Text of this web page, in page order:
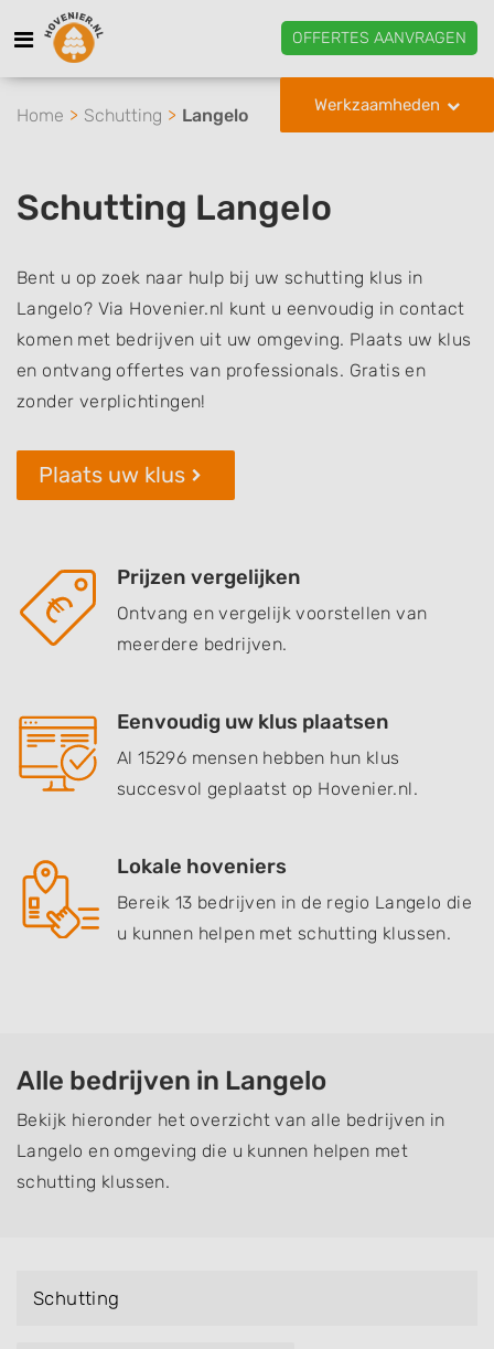
OFFERTES AANVRAGEN
Werkzaamheden
Home Schutting Langelo
Schutting Langelo
Bent u op zoek naar hulp bij uw schutting klus in
Langelo? Via Hovenier.nl kunt u eenvoudig in contact
komen met bedrijven uit uw omgeving. Plaats uw klus
en ontvang offertes van professionals. Gratis en
zonder verplichtingen!
Plaats uw klus
Prijzen vergelijken
Ontvang en vergelijk voorstellen van
meerdere bedrijven.
Eenvoudig uw klus plaatsen
Al 15296 mensen hebben hun klus
succesvol geplaatst op Hovenier.nl.
Lokale hoveniers
Bereik 13 bedrijven in de regio Langelo die
u kunnen helpen met schutting klussen.
Alle bedrijven in Langelo
Bekijk hieronder het overzicht van alle bedrijven in
Langelo en omgeving die u kunnen helpen met
schutting klussen.
Schutting